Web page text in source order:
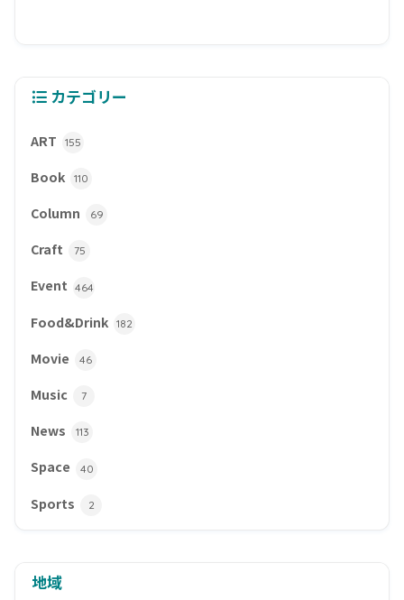
カテゴリー
ART 155
Book 110
Column 69
Craft 75
Event 464
Food&Drink 182
Movie 46
Music 7
News 113
Space 40
Sports 2
地域